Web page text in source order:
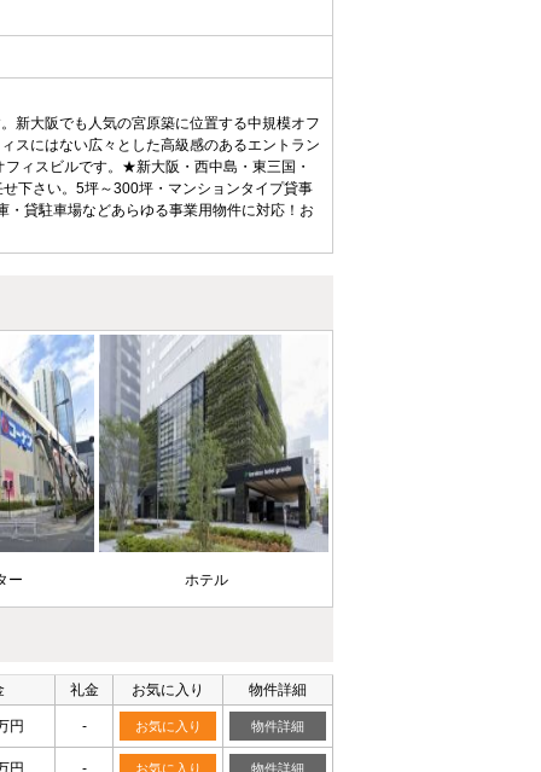
新大阪でも人気の宮原築に位置する中規模オフ
スにはない広々とした高級感のあるエントラン
ィスビルです。★新大阪・西中島・東三国・
下さい。5坪～300坪・マンションタイプ貸事
貸駐車場などあらゆる事業用物件に対応！お
ー ホテル
礼金 お気に入り 物件詳細
円 - お気に入り 物件詳細
円 - お気に入り 物件詳細